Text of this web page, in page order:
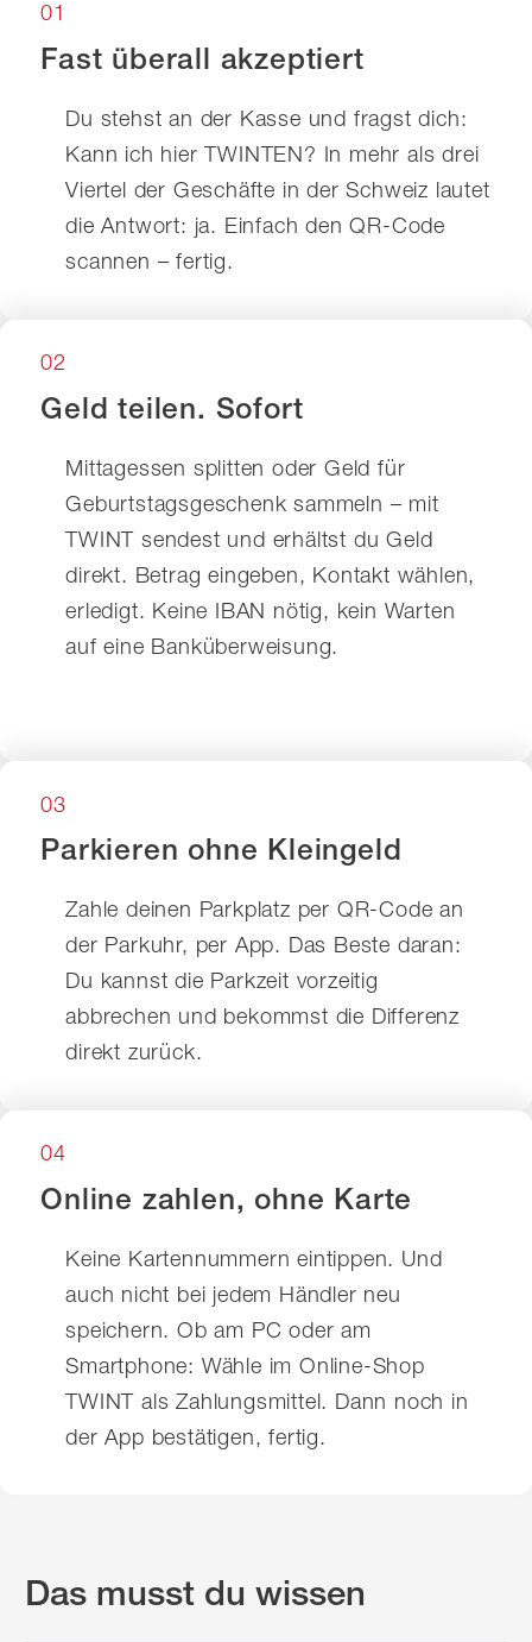
01
Fast überall akzeptiert
Du stehst an der Kasse und fragst dich:
Kann ich hier TWINTEN? In mehr als drei
Viertel der Geschäfte in der Schweiz lautet
die Antwort: ja. Einfach den QR-Code
scannen – fertig.
02
Geld teilen. Sofort
Mittagessen splitten oder Geld für
Geburtstagsgeschenk sammeln – mit
TWINT sendest und erhältst du Geld
direkt. Betrag eingeben, Kontakt wählen,
erledigt. Keine IBAN nötig, kein Warten
auf eine Banküberweisung.
03
Parkieren ohne Kleingeld
Zahle deinen Parkplatz per QR-Code an
der Parkuhr, per App. Das Beste daran:
Du kannst die Parkzeit vorzeitig
abbrechen und bekommst die Differenz
direkt zurück.
04
Online zahlen, ohne Karte
Keine Kartennummern eintippen. Und
auch nicht bei jedem Händler neu
speichern. Ob am PC oder am
Smartphone: Wähle im Online-Shop
TWINT als Zahlungsmittel. Dann noch in
der App bestätigen, fertig.
Das musst du wissen